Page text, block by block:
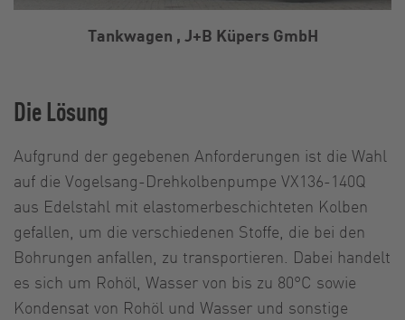
Tankwagen , J+B Küpers GmbH
Die Lösung
Aufgrund der gegebenen Anforderungen ist die Wahl
auf die Vogelsang-Drehkolbenpumpe VX136-140Q
aus Edelstahl mit elastomerbeschichteten Kolben
gefallen, um die verschiedenen Stoffe, die bei den
Bohrungen anfallen, zu transportieren. Dabei handelt
es sich um Rohöl, Wasser von bis zu 80°C sowie
Kondensat von Rohöl und Wasser und sonstige